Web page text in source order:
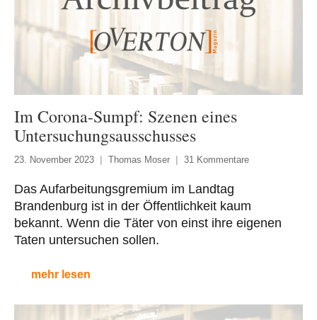
Im Corona-Sumpf: Szenen eines
Untersuchungsausschusses
23. November 2023 Thomas Moser 31 Kommentare
Das Aufarbeitungsgremium im Landtag
Brandenburg ist in der Öffentlichkeit kaum
bekannt. Wenn die Täter von einst ihre eigenen
Taten untersuchen sollen.
mehr lesen